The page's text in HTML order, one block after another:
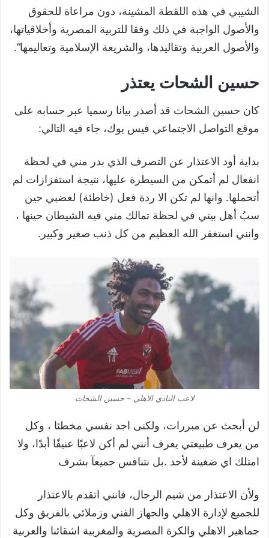
الشيبي في هذه اللقطة المشينة، دون مراعاة للحقوق
والأصول الواجبة في ذلك وفقا للتربية المصرية وأخلاقياتها،
والأصول العربية وتقاليدها، والشريعة الإسلامية وتعاليمها”.
حسين الشحات يعتذر
كان حسين الشحات قد أصدر بيانا رسميا عبر حسابه على
موقع التواصل الاجتماعي فيس بوك، جاء فيه التالي:
بداية أود الاعتذار عن التصرف الذي بدر مني في لحظة
انفعال لم أتمكن من السيطرة عليها، نتيجة استفزازات لم
أتحملها. وانها لم تكن الا ردة فعل (خاطئة) لغضبي حين
سبُ أهل بيتي في لحظة تمالك مني فيه الشيطان حينها ،
وانني استغفر الله العظيم من كل ذنب صغير وكبير.
لاعب النادي الاهلي – حسين الشحات
لن أبحث عن مبررات، ولكنى اجد نفسي مخطئا ، وكل
من يعرف طبيعتي يعرف أنني لم أكن لاعبًا عنيفًا أبدًا، ولا
امتلك اي ضغينة لأحد .بل نتنافس جميعآ بشرف
ولأن الاعتذار من شيم الرجال، فانني اتقدم بالاعتذار
للجميع لإدارة الاهلي والجهاز الفني وزملائي بالفريق وكل
جماهير الاهلي والكرة المصرية والمغربية اشقائنا والعربية